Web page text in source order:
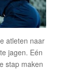
atleten naar
jagen. Eén
stap maken